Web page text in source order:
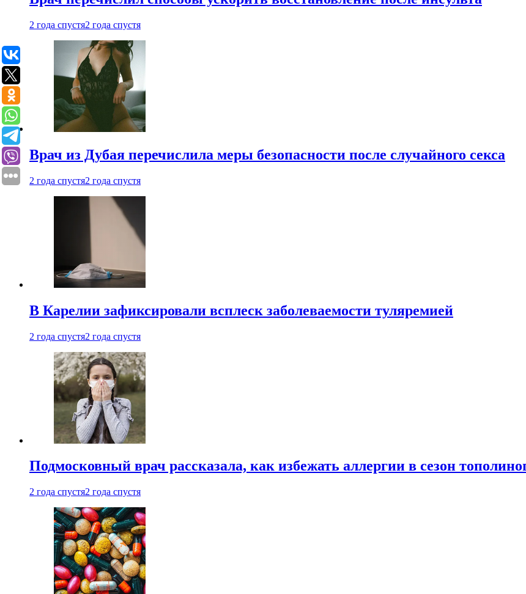
2 года спустя2 года спустя
Врач из Дубая перечислила меры безопасности после случайного секса
2 года спустя2 года спустя
В Карелии зафиксировали всплеск заболеваемости туляремией
2 года спустя2 года спустя
Подмосковный врач рассказала, как избежать аллергии в сезон
2 года спустя2 года спустя